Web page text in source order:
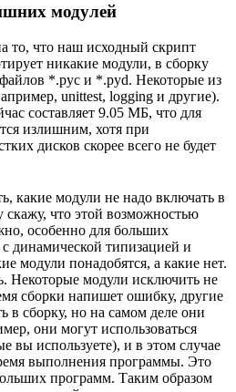
модулей
то, что наш исходный скрипт
никакие модули, в сборку
*.pyc и *.pyd. Некоторые из
unittest, logging и другие).
составляет 9.05 МБ, что для
излишним, хотя при
дисков скорее всего не будет
какие модули не надо включать в
скажу, что этой возможностью
особенно для больших
динамической типизацией и
модули понадобятся, а какие нет.
Некоторые модули исключить не
сборки напишет ошибку, другие
в сборку, но на самом деле они
они могут использоваться
вы используете), и в этом случае
выполнения программы. Это
программ. Таким образом